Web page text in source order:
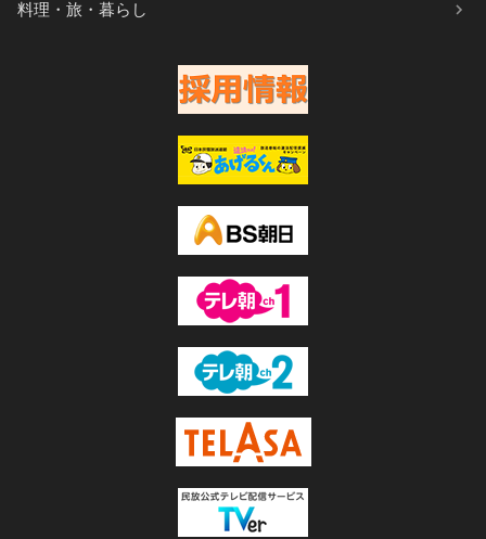
料理・旅・暮らし